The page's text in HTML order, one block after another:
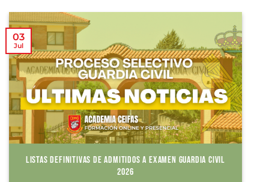
LISTAS DEFINITIVAS DE ADMITIDOS A EXAMEN GUARDIA CIVIL
2026
03
Jul